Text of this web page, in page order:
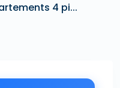
4 pi...